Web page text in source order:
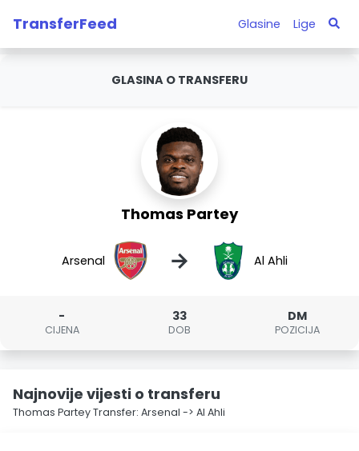
TransferFeed Glasine Lige
GLASINA O TRANSFERU
Thomas Partey
Arsenal → Al Ahli
-
CIJENA
33
DOB
DM
POZICIJA
Najnovije vijesti o transferu
Thomas Partey Transfer: Arsenal -> Al Ahli